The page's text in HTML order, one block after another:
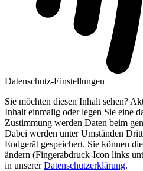
Datenschutz-Einstellungen
Sie möchten diesen Inhalt sehen?
Inhalt einmalig oder legen Sie eine
Zustimmung werden Daten beim
Dabei werden unter Umständen
Endgerät gespeichert. Sie können
ändern (Fingerabdruck-Icon links
in unsererDatenschutzerklärung.